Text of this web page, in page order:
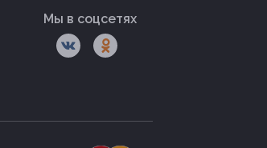
Мы в соцсетях